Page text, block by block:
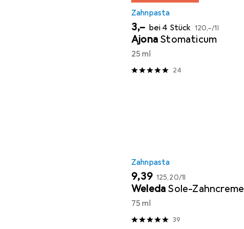
Zahnpasta
EUR
3,– bei 4 Stück EUR
120,–/1l
Ajona Stomaticum
25 ml
24
Zahnpasta
EUR
9,39 EUR
125,20/1l
Weleda Sole-Zahncreme
75 ml
39